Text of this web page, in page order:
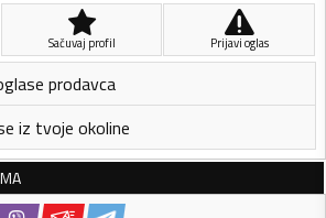
Sačuvaj profil Prijavi oglas
prodavca
iz tvoje okoline